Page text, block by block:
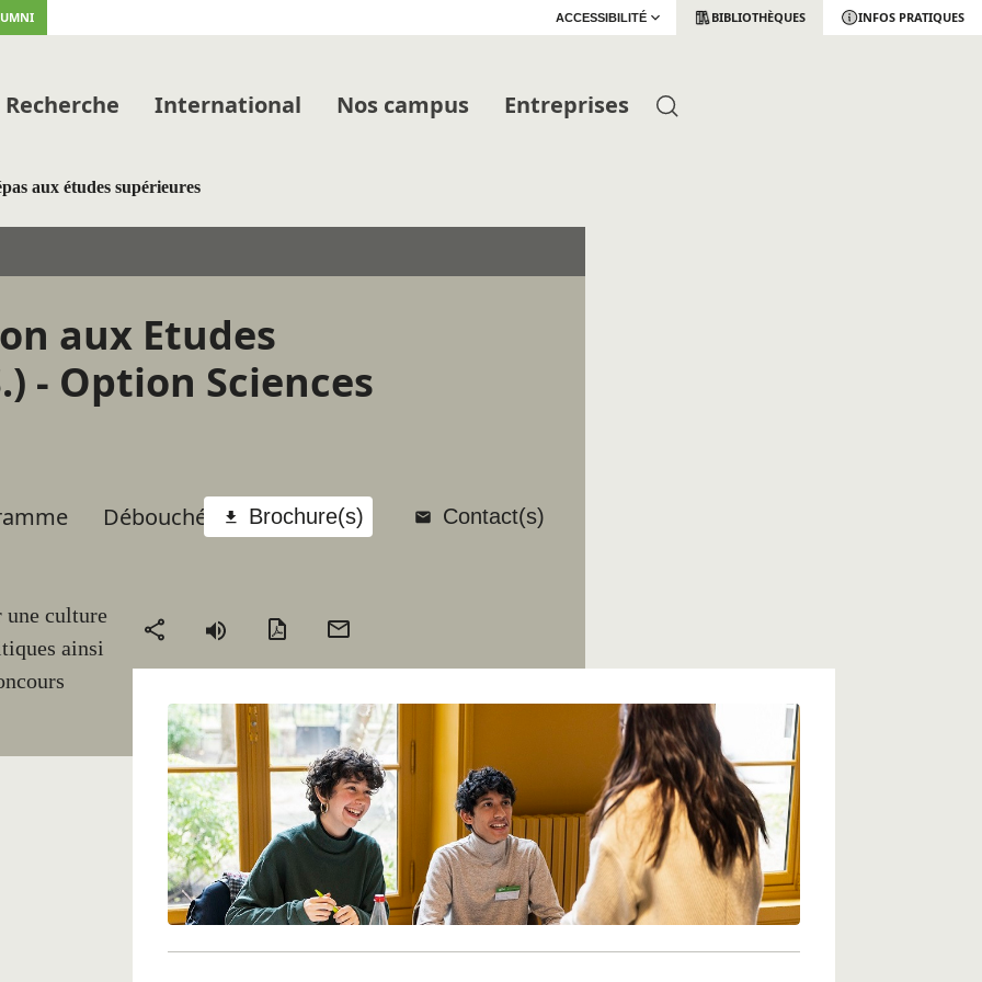
ACCESSIBILITÉ BIBLIOTHÈQUES INFOS PRATIQUES
Recherche International Nos campus Entreprises
aux études supérieures
aux Etudes
- Option Sciences
Débouchés
Call to
Brochure(s) Contact(s)
une culture
ainsi
Partager
Version